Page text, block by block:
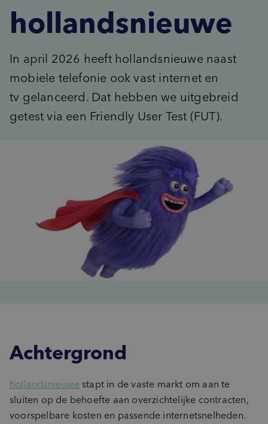
inventory_2Product-ontwikkeling
pie_chartMarktpotentie
Doelgroepinzichten
groups_2
psychology_alt Behoeften
insightsData & Insights kickstart
step_overWhat’s Next workshop
cast_for_educationMasterclass
hollandsnieuwe
In april 2026 heeft hollandsnieuwe naast
mobiele telefonie ook vast internet en
tv gelanceerd. Dat hebben we uitgebreid
getest via een Friendly User Test (FUT).
Achtergrond
hollandsnieuwe stapt in de vaste markt om aan te
sluiten op de behoefte aan overzichtelijke contracten,
voorspelbare kosten en passende internetsnelheden.